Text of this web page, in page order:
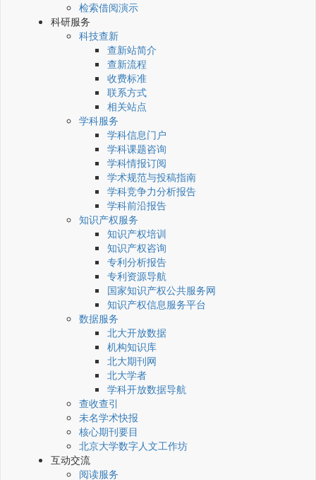
检索借阅演示
科研服务
科技查新
查新站简介
查新流程
收费标准
联系方式
相关站点
学科服务
学科信息门户
学科课题咨询
学科情报订阅
学术规范与投稿指南
学科竞争力分析报告
学科前沿报告
知识产权服务
知识产权培训
知识产权咨询
专利分析报告
专利资源导航
国家知识产权公共服务网
知识产权信息服务平台
数据服务
北大开放数据
机构知识库
北大期刊网
北大学者
学科开放数据导航
查收查引
未名学术快报
核心期刊要目
北京大学数字人文工作坊
互动交流
阅读服务